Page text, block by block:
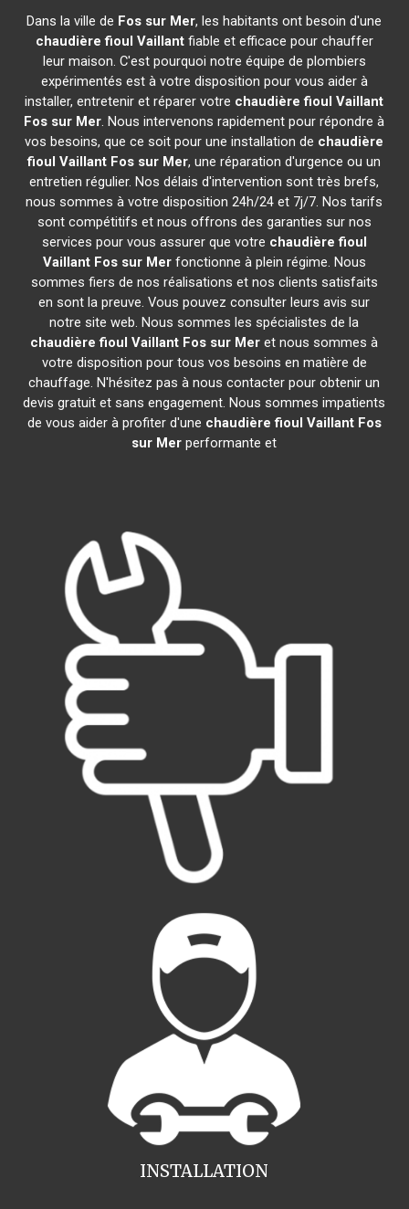
Dans la ville de Fos sur Mer, les habitants ont besoin d'une
chaudière fioul Vaillantfiable et efficace pour chauffer
leur maison. C'est pourquoi notre équipe de plombiers
expérimentés est à votre disposition pour vous aider à
installer, entretenir et réparer votre chaudière fioul Vaillant
Fos sur Mer. Nous intervenons rapidement pour répondre à
vos besoins, que ce soit pour une installation de chaudière
fioul Vaillant Fos sur Mer, une réparation d'urgence ou un
entretien régulier. Nos délais d'intervention sont très brefs,
nous sommes à votre disposition 24h/24 et 7j/7. Nos tarifs
sont compétitifs et nous offrons des garanties sur nos
services pour vous assurer que votre chaudière fioul
Vaillant Fos sur Merfonctionne à plein régime. Nous
sommes fiers de nos réalisations et nos clients satisfaits
en sont la preuve. Vous pouvez consulter leurs avis sur
notre site web. Nous sommes les spécialistes de la
chaudière fioul Vaillant Fos sur Mer et nous sommes à
votre disposition pour tous vos besoins en matière de
chauffage. N'hésitez pas à nous contacter pour obtenir un
devis gratuit et sans engagement. Nous sommes impatients
de vous aider à profiter d'une chaudière fioul Vaillant Fos
sur Mer performante et
INSTALLATION